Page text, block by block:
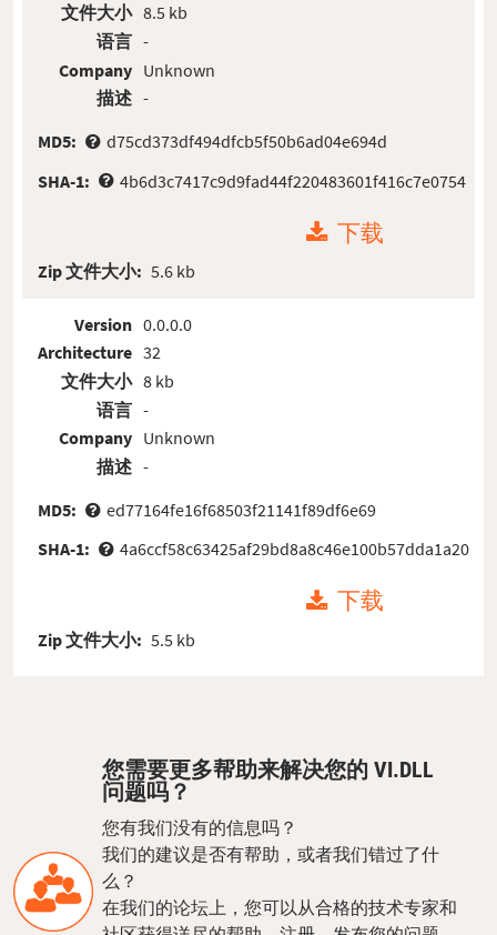
文件大小
语言
Company
描述
8.5 kb
-
Unknown
-
MD5:
d75cd373df494dfcb5f50b6ad04e694d
SHA-1:
4b6d3c7417c9d9fad44f220483601f416c7e0754
下载
Zip 文件大小: 5.6 kb
Version
Architecture
文件大小
语言
Company
描述
0.0.0.0
32
8 kb
-
Unknown
-
MD5:
ed77164fe16f68503f21141f89df6e69
SHA-1:
4a6ccf58c63425af29bd8a8c46e100b57dda1a20
下载
Zip 文件大小: 5.5 kb
您需要更多帮助来解决您的 VI.DLL
问题吗？
您有我们没有的信息吗？
我们的建议是否有帮助，或者我们错过了什
么？
在我们的论坛上，您可以从合格的技术专家和